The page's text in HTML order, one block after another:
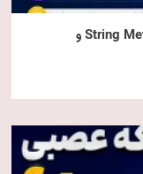
متدهای رشته در پایتون؛ آموزش کامل String Methods و